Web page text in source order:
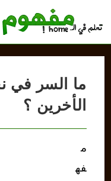
ما السر في
الأخرين ؟
م
فه